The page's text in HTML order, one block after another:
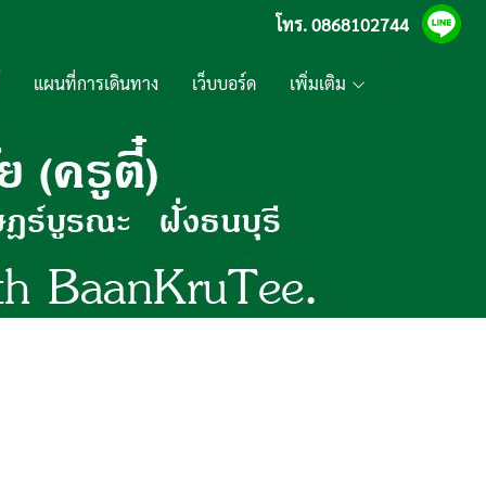
โทร.0868102744
แผนที่การเดินทาง เว็บบอร์ด เพิ่มเติม